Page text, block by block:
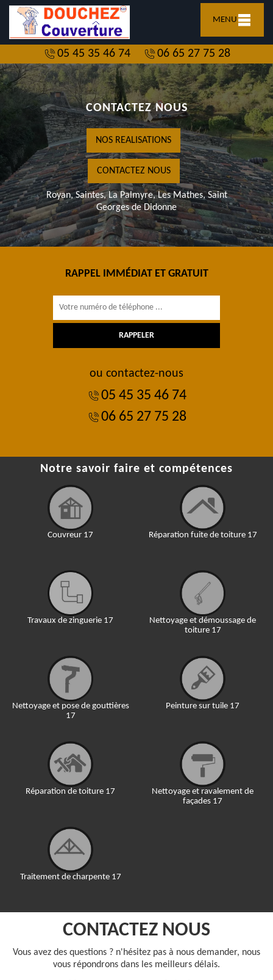
MENU
05 45 35 46 74 06 65 27 75 28
CONTACTEZ NOUS
NOS REALISATIONS
CONTACTEZ NOUS
Royan, Saintes, La Palmyre, Les Mathes, Saint
Georges de Didonne
RAPPEL IMMÉDIAT ET GRATUIT
ou contactez-nous
05 45 35 46 74
06 65 27 75 28
Notre savoir faire et compétences
Couvreur 17
Travaux de zinguerie 17
Nettoyage et pose de gouttières
17
Réparation de toiture 17
Traitement de charpente 17
Réparation fuite de toiture 17
Nettoyage et démoussage de
toiture 17
Peinture sur tuile 17
Nettoyage et ravalement de
façades 17
CONTACTEZ NOUS
Vous avez des questions ? n'hésitez pas à nous demander, nous
vous répondrons dans les meilleurs délais.